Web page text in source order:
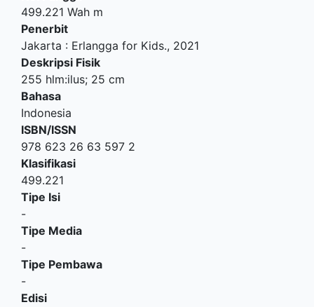
499.221 Wah m
Penerbit
Jakarta : Erlangga for Kids., 2021
Deskripsi Fisik
255 hlm:ilus; 25 cm
Bahasa
Indonesia
ISBN/ISSN
978 623 26 63 597 2
Klasifikasi
499.221
Tipe Isi
-
Tipe Media
-
Tipe Pembawa
-
Edisi